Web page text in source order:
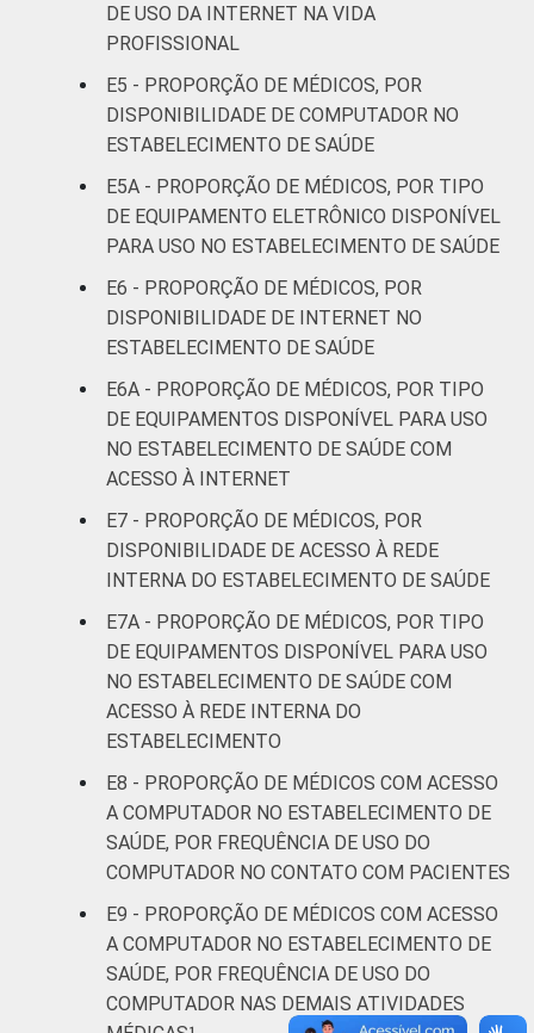
51 anos ou
Essa tabela foi corrigida em maio de 2015.
Para mais informações, acesse
correcao-dos-resultados-da-pesquisa-tic-
saude-2013/
1Base: 928 médicos com acesso a
computador no estabelecimento de saúde.
Respostas estimuladas. Dados coletados
entre fevereiro de 2013 e agosto de 2013.
declararam não utilizar a funcionalidade,
apesar de ela estar disponível.
3"Não está disponível" refere-se aos
profissionais que declararam não haver
disponibilidade da funcionalidade, que
declararam não saber se a funcionalidade
pergunta sobre a disponibilidade.
Fonte: NIC.br - fev 2013 / ago 2013
DE USO DA INTERNET NA VIDA
PROFISSIONAL
E5 - PROPORÇÃO DE MÉDICOS, POR
DISPONIBILIDADE DE COMPUTADOR NO
ESTABELECIMENTO DE SAÚDE
E5A - PROPORÇÃO DE MÉDICOS, POR TIPO
DE EQUIPAMENTO ELETRÔNICO DISPONÍVEL
PARA USO NO ESTABELECIMENTO DE SAÚDE
E6 - PROPORÇÃO DE MÉDICOS, POR
DISPONIBILIDADE DE INTERNET NO
ESTABELECIMENTO DE SAÚDE
E6A - PROPORÇÃO DE MÉDICOS, POR TIPO
DE EQUIPAMENTOS DISPONÍVEL PARA USO
NO ESTABELECIMENTO DE SAÚDE COM
ACESSO À INTERNET
E7 - PROPORÇÃO DE MÉDICOS, POR
DISPONIBILIDADE DE ACESSO À REDE
INTERNA DO ESTABELECIMENTO DE SAÚDE
E7A - PROPORÇÃO DE MÉDICOS, POR TIPO
DE EQUIPAMENTOS DISPONÍVEL PARA USO
NO ESTABELECIMENTO DE SAÚDE COM
ACESSO À REDE INTERNA DO
ESTABELECIMENTO
E8 - PROPORÇÃO DE MÉDICOS COM ACESSO
A COMPUTADOR NO ESTABELECIMENTO DE
SAÚDE, POR FREQUÊNCIA DE USO DO
COMPUTADOR NO CONTATO COM PACIENTES
E9 - PROPORÇÃO DE MÉDICOS COM ACESSO
A COMPUTADOR NO ESTABELECIMENTO DE
SAÚDE, POR FREQUÊNCIA DE USO DO
COMPUTADOR NAS DEMAIS ATIVIDADES